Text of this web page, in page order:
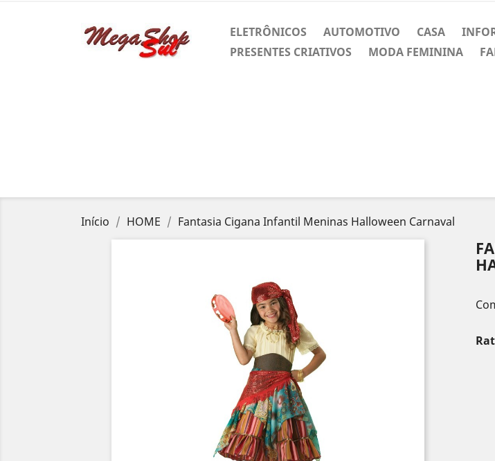
ELETRÔNICOS AUTOMOTIVO CASA
PRESENTES CRIATIVOS
MODA FEMININA
Início HOME Fantasia Cigana Infantil Meninas Halloween Carnaval